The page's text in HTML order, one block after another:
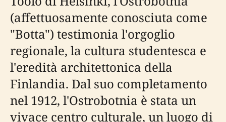
(affettuosamente conosciuta come
"Botta") testimonia l'orgoglio
regionale, la cultura studentesca e
l'eredità architettonica della
Finlandia. Dal suo completamento
nel 1912, l'Ostrobotnia è stata un
vivace centro culturale, un luogo di